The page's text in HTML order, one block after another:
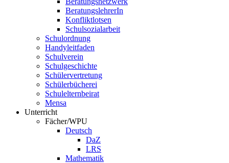
BeratungslehrerIn
Konfliktlotsen
Schulsozialarbeit
Schulordnung
Handyleitfaden
Schulverein
Schulgeschichte
Schülervertretung
Schülerbücherei
Schulelternbeirat
Mensa
Unterricht
Fächer/WPU
Deutsch
DaZ
LRS
Mathematik